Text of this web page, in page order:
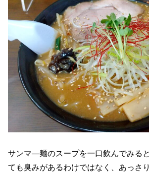
サンマ―麺のスープを一口飲んでみる
ても臭みがあるわけではなく、あっさ